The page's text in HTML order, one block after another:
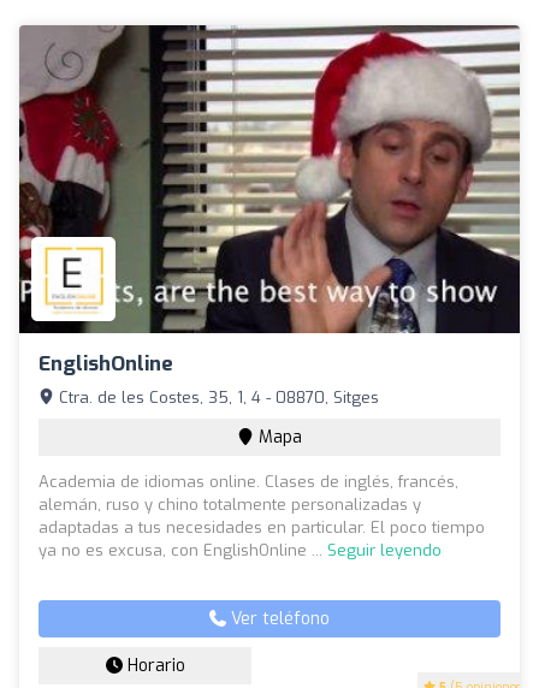
EnglishOnline
Ctra. de les Costes, 35, 1, 4 - 08870, Sitges
Mapa
Academia de idiomas online. Clases de inglés, francés,
alemán, ruso y chino totalmente personalizadas y
adaptadas a tus necesidades en particular. El poco tiempo
ya no es excusa, con EnglishOnline ... Seguir leyendo
Ver teléfono
Horario